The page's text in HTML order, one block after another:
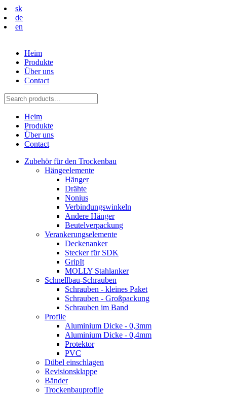
sk
de
en
Heim
Produkte
Über uns
Contact
Heim
Produkte
Über uns
Contact
Zubehör für den Trockenbau
Hängeelemente
Hänger
Drähte
Nonius
Verbindungswinkeln
Andere Hänger
Beutelverpackung
Verankerungselemente
Deckenanker
Stecker für SDK
GripIt
MOLLY Stahlanker
Schnellbau-Schrauben
Schrauben - kleines Paket
Schrauben - Großpackung
Schrauben im Band
Profile
Aluminium Dicke - 0,3mm
Aluminium Dicke - 0,4mm
Protektor
PVC
Dübel einschlagen
Revisionsklappe
Bänder
Trockenbauprofile